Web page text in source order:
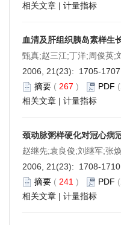
相关文章 | 计量指标
血清及肝组织胰岛素样生
甄真;赵三江;丁洋;周俊英;
2006, 21(23): 1705-1707.
摘要 ( 267 ) PDF
相关文章 | 计量指标
颈动脉粥样硬化对冠心病
赵继先;袁良俊;刘继军;张
2006, 21(23): 1708-1710.
摘要 ( 241 ) PDF
相关文章 | 计量指标